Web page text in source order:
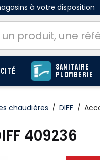
à votre disposition
Sanitaire
Plomberie
chaudières / DIFF /
409236